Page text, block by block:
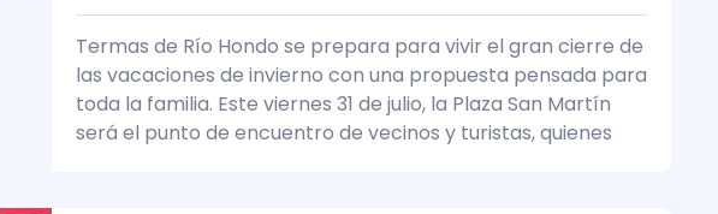
Termas de Río Hondo se prepara para vivir el gran cierre de
las vacaciones de invierno con una propuesta pensada para
toda la familia. Este viernes 31 de julio, la Plaza San Martín
será el punto de encuentro de vecinos y turistas, quienes